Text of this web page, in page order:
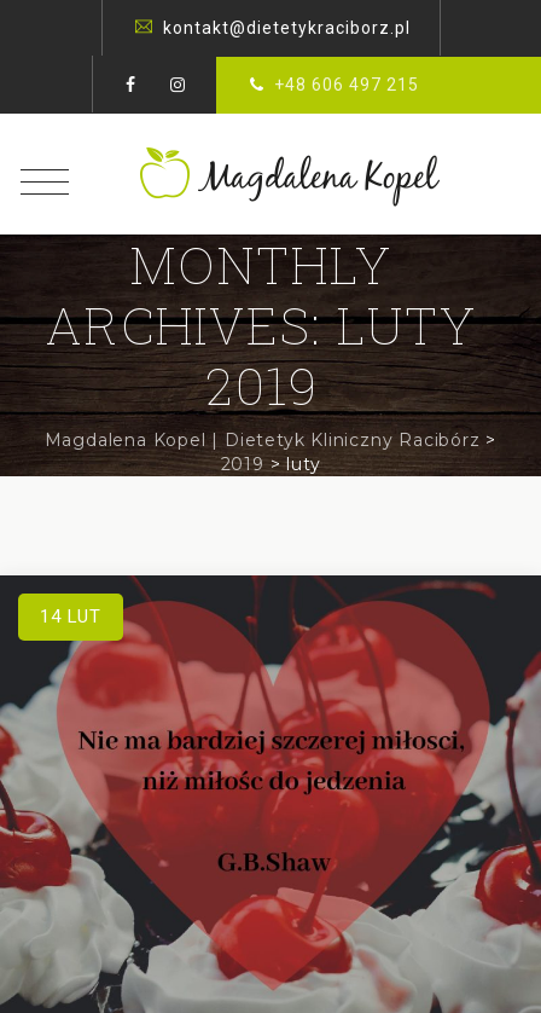
kontakt@dietetykraciborz.pl
+48 606 497 215
MONTHLY
ARCHIVES:LUTY
2019
Magdalena Kopel | Dietetyk Kliniczny Racibórz >
2019 >luty
14 LUT